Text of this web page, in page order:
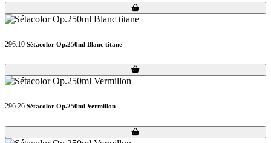
Loading...
Loading...
296.10 Sétacolor Op.250ml Blanc titane
Loading...
Loading...
296.26 Sétacolor Op.250ml Vermillon
Loading...
Loading...